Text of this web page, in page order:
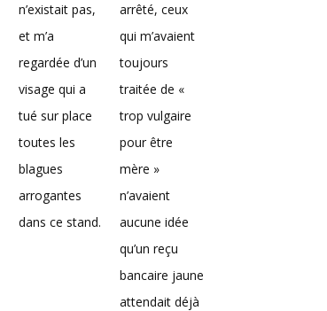
n’existait pas,
et m’a
regardée d’un
visage qui a
tué sur place
toutes les
blagues
arrogantes
dans ce stand.
arrêté, ceux
qui m’avaient
toujours
traitée de «
trop vulgaire
pour être
mère »
n’avaient
aucune idée
qu’un reçu
bancaire jaune
attendait déjà